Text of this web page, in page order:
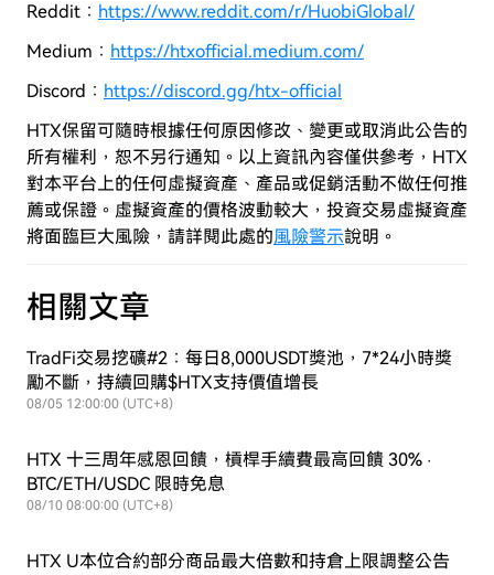
Reddit： https://www.reddit.com/r/HuobiGlobal/
Medium： https://htxofficial.medium.com/
Discord： https://discord.gg/htx-official
HTX保留可隨時根據任何原因修改、變更或取消此公告的
所有權利，恕不另行通知。以上資訊內容僅供參考，HTX
對本平台上的任何虛擬資產、產品或促銷活動不做任何推
薦或保證。虛擬資產的價格波動較大，投資交易虛擬資產
將面臨巨大風險， 請詳閱此處的風險警示說明。
相關文章
TradFi交易挖礦#2：每日8,000USDT獎池，7*24小時獎
勵不斷，持續回購$HTX支持價值增長
08/05 12:00:00 (UTC+8)
HTX 十三周年感恩回饋，槓桿手續費最高回饋 30% ·
BTC/ETH/USDC 限時免息
08/10 08:00:00 (UTC+8)
HTX U本位合約部分商品最大倍數和持倉上限調整公告